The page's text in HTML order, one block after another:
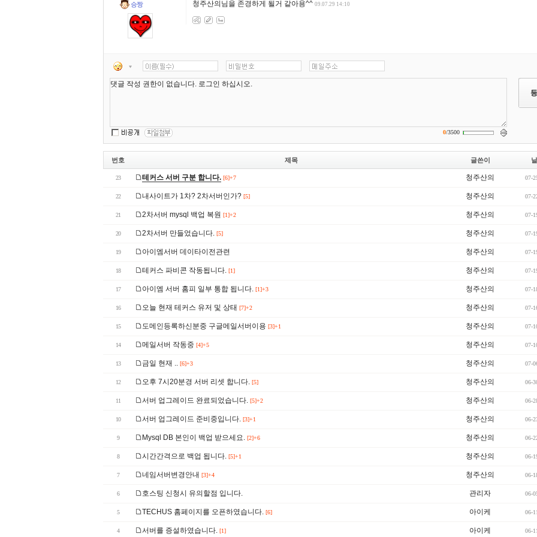
승짱 청주산의님을 존경하게 될거 같아용^^ 09.07.29 14:10
0/3500
번호 제목 글쓴이
23 테커스 서버 구분 합니다. [6]+7 청주산의 07-
22 내사이트가 1차? 2차서버인가? [5] 청주산의 07-
21 2차서버 mysql 백업 복원 [1]+2 청주산의 07-
20 2차서버 만들었습니다. [5] 청주산의 07-
19 아이엠서버 데이타이전관련 청주산의 07-
18 테커스 파비콘 작동됩니다. [1] 청주산의 07-
17 아이엠 서버 홈피 일부 통합 됩니다. [1]+3 청주산의 07-
16 오늘 현재 테커스 유저 및 상태 [7]+2 청주산의 07-
15 도메인등록하신분중 구글메일서버이용 [3]+1 청주산의 07-
14 메일서버 작동중 [4]+5 청주산의 07-
13 금일 현재 .. [6]+3 청주산의 07-
12 오후 7시20분경 서버 리셋 합니다. [5] 청주산의 06-
11 서버 업그레이드 완료되었습니다. [5]+2 청주산의 06-
10 서버 업그레이드 준비중입니다. [3]+1 청주산의 06-
9 Mysql DB 본인이 백업 받으세요. [2]+6 청주산의 06-
8 시간간격으로 백업 됩니다. [5]+1 청주산의 06-
7 네임서버변경안내 [3]+4 청주산의 06-
6 호스팅 신청시 유의할점 입니다. 관리자 06-
5 TECHUS 홈페이지를 오픈하였습니다. [6] 아이케 06-
4 서버를 증설하였습니다. [1] 아이케 06-